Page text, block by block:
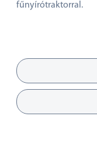
fűnyírótraktorral.